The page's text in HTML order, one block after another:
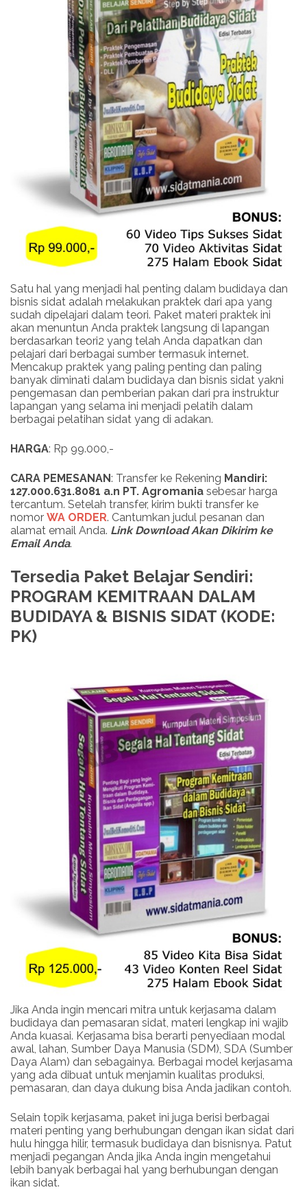
Satu hal yang menjadi hal penting dalam budidaya dan
bisnis sidat adalah melakukan praktek dari apa yang
sudah dipelajari dalam teori. Paket materi praktek ini
akan menuntun Anda praktek langsung di lapangan
berdasarkan teori2 yang telah Anda dapatkan dan
pelajari dari berbagai sumber termasuk internet.
Mencakup praktek yang paling penting dan paling
banyak diminati dalam budidaya dan bisnis sidat yakni
pengemasan dan pemberian pakan dari pra instruktur
lapangan yang selama ini menjadi pelatih dalam
berbagai pelatihan sidat yang di adakan.
HARGA: Rp 99.000,-
CARA PEMESANAN: Transfer ke Rekening Mandiri:
127.000.631.8081 a.n PT. Agromania sebesar harga
tercantum. Setelah transfer, kirim bukti transfer ke
nomor WA ORDER. Cantumkan judul pesanan dan
alamat email Anda. LinkDownloadAkan Dikirim ke
Email Anda.
Tersedia Paket Belajar Sendiri:
PROGRAM KEMITRAAN DALAM
BUDIDAYA & BISNIS SIDAT (KODE:
PK)
Jika Anda ingin mencari mitra untuk kerjasama dalam
budidaya dan pemasaran sidat, materi lengkap ini wajib
Anda kuasai. Kerjasama bisa berarti penyediaan modal
awal, lahan, Sumber Daya Manusia (SDM), SDA (Sumber
Daya Alam) dan sebagainya. Berbagai model kerjasama
yang ada dibuat untuk menjamin kualitas produksi,
pemasaran, dan daya dukung bisa Anda jadikan contoh.
Selain topik kerjasama, paket ini juga berisi berbagai
materi penting yang berhubungan dengan ikan sidat dari
hulu hingga hilir, termasuk budidaya dan bisnisnya. Patut
menjadi pegangan Anda jika Anda ingin mengetahui
lebih banyak berbagai hal yang berhubungan dengan
ikan sidat.